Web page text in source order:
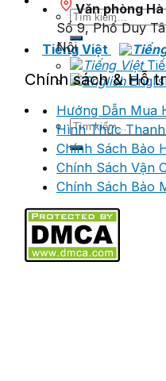
Tìm
kiếm:
Tiếng Việt
Tìm
kiếm:
Văn phòng
Số 9, Phố Duy
Nội
Chính sách & Hỗ
Hướng Dẫn Mua
Hình Thức
Chính Sách Bảo
Chính Sách Vận
Chính Sách Bảo